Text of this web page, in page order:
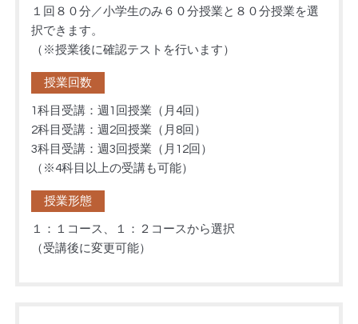
１回８０分／小学生のみ６０分授業と８０分授業を選
択できます。
（※授業後に確認テストを行います）
授業回数
1科目受講：週1回授業（月4回）
2科目受講：週2回授業（月8回）
3科目受講：週3回授業（月12回）
（※4科目以上の受講も可能）
授業形態
１：１コース、１：２コースから選択
（受講後に変更可能）